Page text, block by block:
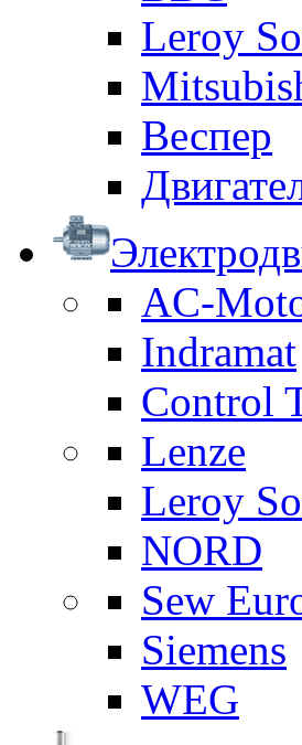
Leroy
Веспер
AC-
Indramat
Control
Lenze
Leroy
NORD
Sew
Siemens
WEG